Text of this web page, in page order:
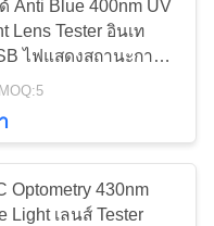
ษุ
14
Anti Blue 400nm UV
Lens Tester อินเท
ไฟแสดงสถานะการ
Optometry 430nm
Light เลนส์ Tester